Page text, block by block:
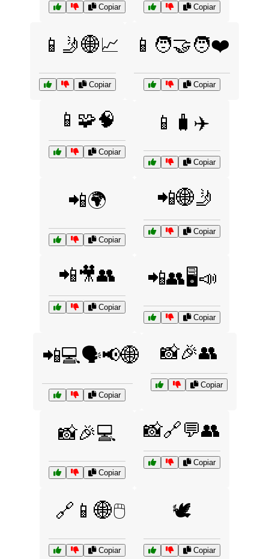
Copiar Copiar
📱🤳🌐📈
Copiar
📱🧑‍🤝‍🧑❤️
Copiar
📱🧩🧠
Copiar
📱🧳✈️
Copiar
📲🌍
Copiar
📲🌐🤳
Copiar
📲🎥👥
Copiar
📲👥🖥️📣
Copiar
📲💻🗣️📢🌐
Copiar
📸🎉👥
Copiar
📸🎉💻
Copiar
📸🔗💬👥
Copiar
🔗📱🌐🖱️
Copiar
🕊️
Copiar